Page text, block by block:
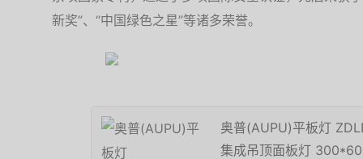
新奖”、“中国绿色之星”等诸多荣誉。
奥普(AUPU)平板灯
集成吊顶面板灯